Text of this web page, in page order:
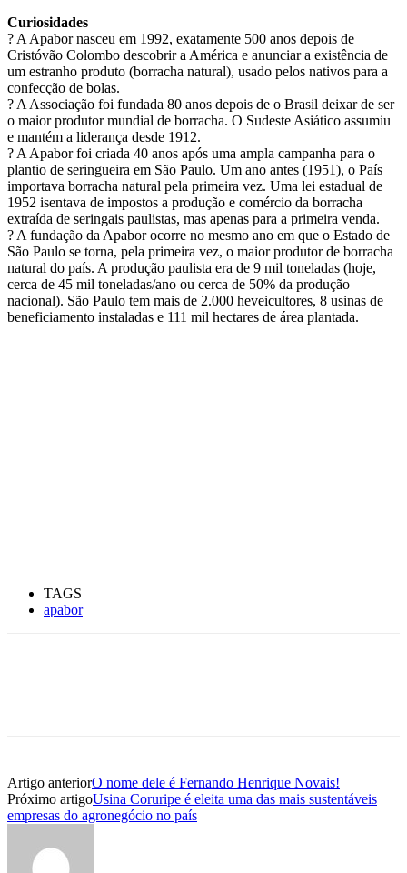
Curiosidades
? A Apabor nasceu em 1992, exatamente 500 anos depois de
Cristóvão Colombo descobrir a América e anunciar a existência de
um estranho produto (borracha natural), usado pelos nativos para a
confecção de bolas.
? A Associação foi fundada 80 anos depois de o Brasil deixar de ser
o maior produtor mundial de borracha. O Sudeste Asiático assumiu
e mantém a liderança desde 1912.
? A Apabor foi criada 40 anos após uma ampla campanha para o
plantio de seringueira em São Paulo. Um ano antes (1951), o País
importava borracha natural pela primeira vez. Uma lei estadual de
1952 isentava de impostos a produção e comércio da borracha
extraída de seringais paulistas, mas apenas para a primeira venda.
? A fundação da Apabor ocorre no mesmo ano em que o Estado de
São Paulo se torna, pela primeira vez, o maior produtor de borracha
natural do país. A produção paulista era de 9 mil toneladas (hoje,
cerca de 45 mil toneladas/ano ou cerca de 50% da produção
nacional). São Paulo tem mais de 2.000 heveicultores, 8 usinas de
beneficiamento instaladas e 111 mil hectares de área plantada.
TAGS
apabor
Artigo anteriorO nome dele é Fernando Henrique Novais!
Próximo artigoUsina Coruripe é eleita uma das mais sustentáveis
empresas do agronegócio no país